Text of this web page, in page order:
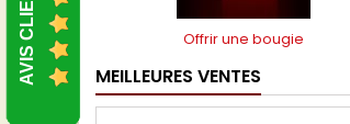
Offrir une bougie
MEILLEURES VENTES